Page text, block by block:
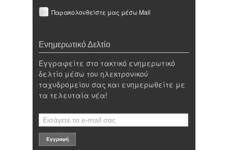
Παρακολουθείστε μας μέσω Mail
Ενημερωτικό Δελτίο
Εγγραφείτε στο τακτικό ενημερωτικό
δελτίο μέσω του ηλεκτρονικού
ταχυδρομείου σας και ενημερωθείτε με
τα τελευταία νέα!